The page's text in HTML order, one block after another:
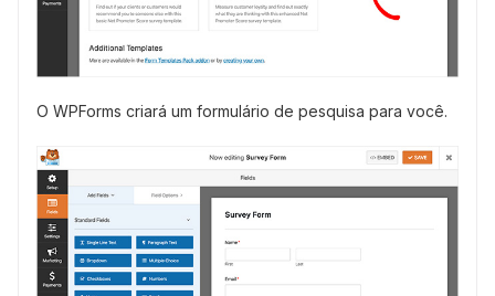
O WPForms criará um formulário de pesquisa para você.